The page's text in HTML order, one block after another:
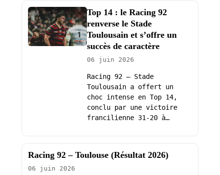
Top 14 : le Racing 92
renverse le Stade
Toulousain et s’offre un
succès de caractère
06 juin 2026
Racing 92 – Stade
Toulousain a offert un
choc intense en Top 14,
conclu par une victoire
francilienne 31-20 à…
Racing 92 – Toulouse (Résultat 2026)
06 juin 2026